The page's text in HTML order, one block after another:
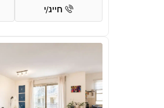
חייג/י